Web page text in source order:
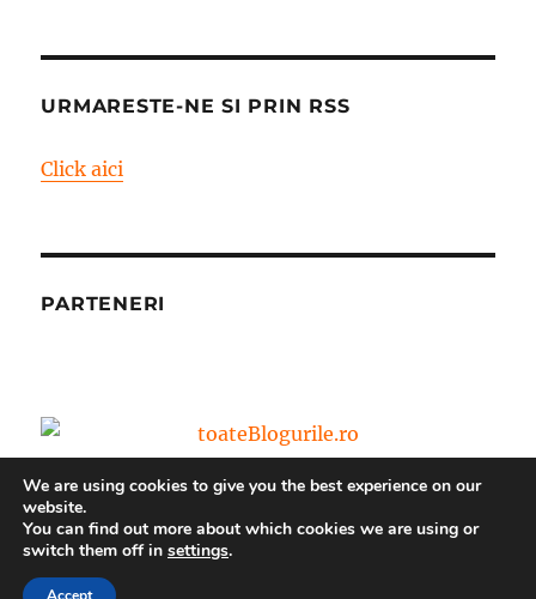
URMARESTE-NE SI PRIN RSS
Click aici
PARTENERI
Blog – World Vision Romania
WordPress
We are using cookies to give you the best experience on our
website.
You can find out more about which cookies we are using or
switch them off in settings.